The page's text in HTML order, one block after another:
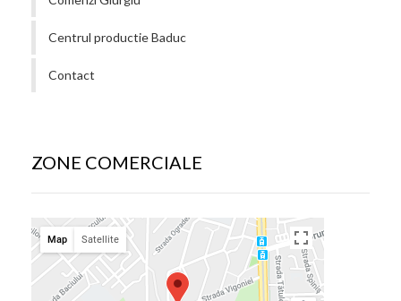
Centrul productie Baduc
Contact
ZONE COMERCIALE